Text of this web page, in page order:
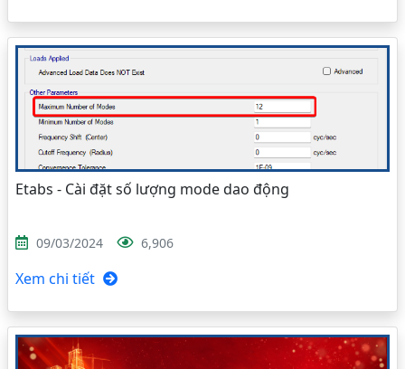
Etabs - Cài đặt số lượng mode dao động
09/03/2024 6,906
Xem chi tiết